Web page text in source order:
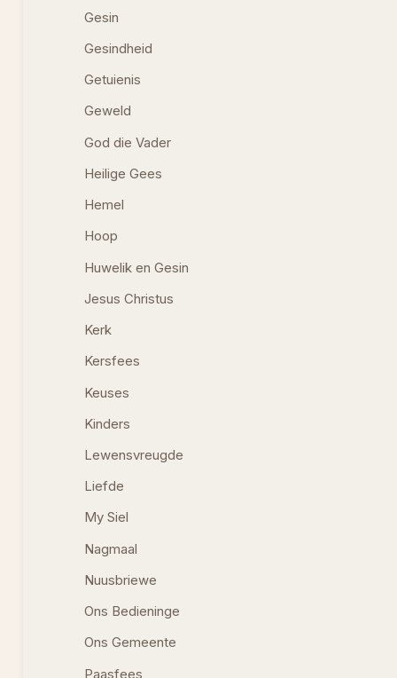
Gesin
Gesindheid
Getuienis
Geweld
God die Vader
Heilige Gees
Hemel
Hoop
Huwelik en Gesin
Jesus Christus
Kerk
Kersfees
Keuses
Kinders
Lewensvreugde
Liefde
My Siel
Nagmaal
Nuusbriewe
Ons Bedieninge
Ons Gemeente
Paasfees